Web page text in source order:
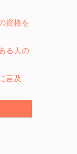
資格を
る人の
言及